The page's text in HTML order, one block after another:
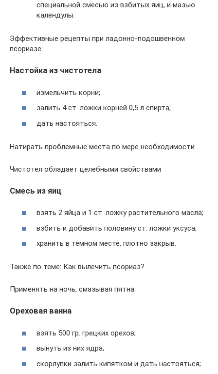
специальной смесью из взбитых яиц, и мазью
календулы.
Эффективные рецепты при ладонно-подошвенном
псориазе:
Настойка из чистотела
измельчить корни;
залить 4 ст. ложки корней 0,5 л спирта;
дать настояться.
Натирать проблемные места по мере необходимости.
Чистотел обладает целебными свойствами
Смесь из яиц
взять 2 яйца и 1 ст. ложку растительного масла;
взбить и добавить половину ст. ложки уксуса;
хранить в темном месте, плотно закрыв.
Также по теме: Как вылечить псориаз?
Применять на ночь, смазывая пятна.
Ореховая ванна
взять 500 гр. грецких орехов;
вынуть из них ядра;
скорлупки залить кипятком и дать настояться;